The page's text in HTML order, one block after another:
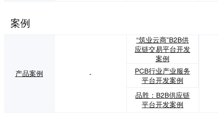
案例
产品案例 -
“筑业云商”B2B供
应链交易平台开发
案例
PCB行业产业服务
平台开发案例
品胜：B2B供应链
平台开发案例